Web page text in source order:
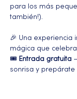
para los más
también!).
🎉 Una experiencia
mágica que
🎟️ Entrada gratuita
sonrisa y